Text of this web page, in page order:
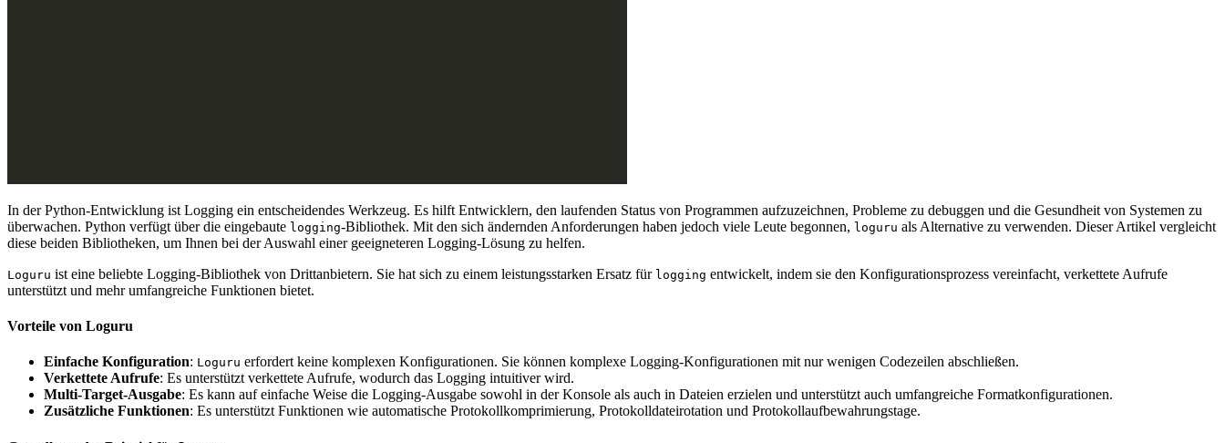
In der Python-Entwicklung ist Logging ein entscheidendes Werkzeug. Es hilft Entwicklern, den laufenden Status von Programmen aufzuzeichnen, Probleme zu debuggen und die Gesundheit von Systemen zu
überwachen. Python verfügt über die eingebaute logging-Bibliothek. Mit den sich ändernden Anforderungen haben jedoch viele Leute begonnen, loguru als Alternative zu verwenden. Dieser Artikel vergleicht
diese beiden Bibliotheken, um Ihnen bei der Auswahl einer geeigneteren Logging-Lösung zu helfen.
Loguru ist eine beliebte Logging-Bibliothek von Drittanbietern. Sie hat sich zu einem leistungsstarken Ersatz für logging entwickelt, indem sie den Konfigurationsprozess vereinfacht, verkettete Aufrufe
unterstützt und mehr umfangreiche Funktionen bietet.
Vorteile von Loguru
Einfache Konfiguration: Loguru erfordert keine komplexen Konfigurationen. Sie können komplexe Logging-Konfigurationen mit nur wenigen Codezeilen abschließen.
Verkettete Aufrufe: Es unterstützt verkettete Aufrufe, wodurch das Logging intuitiver wird.
Multi-Target-Ausgabe: Es kann auf einfache Weise die Logging-Ausgabe sowohl in der Konsole als auch in Dateien erzielen und unterstützt auch umfangreiche Formatkonfigurationen.
Zusätzliche Funktionen: Es unterstützt Funktionen wie automatische Protokollkomprimierung, Protokolldateirotation und Protokollaufbewahrungstage.